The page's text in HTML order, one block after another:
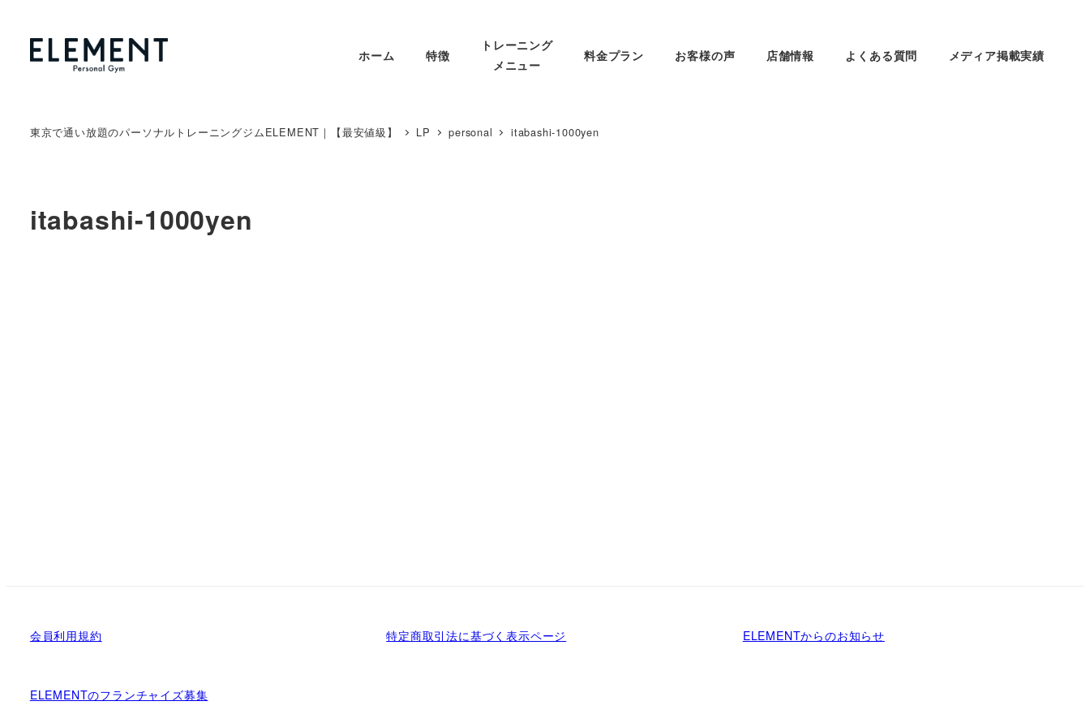
ホーム 特徴
トレーニング
メニュー
料金プラン お客様の声 店舗情報 よくある質問 メディア掲載実績
東京で通い放題のパーソナルトレーニングジムELEMENT｜【最安値級】 LP personal itabashi-1000yen
itabashi-1000yen
会員利用規約 特定商取引法に基づく表示ページ ELEMENTからのお知らせ
ELEMENTのフランチャイズ募集